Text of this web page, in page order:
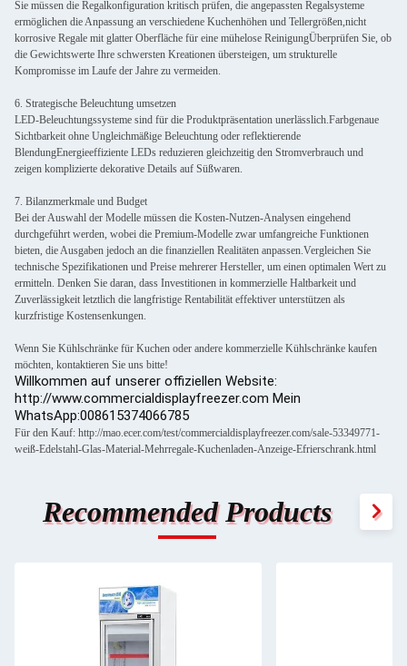
Sie müssen die Regalkonfiguration kritisch prüfen, die angepassten Regalsysteme
ermöglichen die Anpassung an verschiedene Kuchenhöhen und Tellergrößen,nicht
korrosive Regale mit glatter Oberfläche für eine mühelose ReinigungÜberprüfen Sie, ob
die Gewichtswerte Ihre schwersten Kreationen übersteigen, um strukturelle
Kompromisse im Laufe der Jahre zu vermeiden.
6. Strategische Beleuchtung umsetzen
LED-Beleuchtungssysteme sind für die Produktpräsentation unerlässlich.Farbgenaue
Sichtbarkeit ohne Ungleichmäßige Beleuchtung oder reflektierende
BlendungEnergieeffiziente LEDs reduzieren gleichzeitig den Stromverbrauch und
zeigen komplizierte dekorative Details auf Süßwaren.
7. Bilanzmerkmale und Budget
Bei der Auswahl der Modelle müssen die Kosten-Nutzen-Analysen eingehend
durchgeführt werden, wobei die Premium-Modelle zwar umfangreiche Funktionen
bieten, die Ausgaben jedoch an die finanziellen Realitäten anpassen.Vergleichen Sie
technische Spezifikationen und Preise mehrerer Hersteller, um einen optimalen Wert zu
ermitteln. Denken Sie daran, dass Investitionen in kommerzielle Haltbarkeit und
Zuverlässigkeit letztlich die langfristige Rentabilität effektiver unterstützen als
kurzfristige Kostensenkungen.
Wenn Sie Kühlschränke für Kuchen oder andere kommerzielle Kühlschränke kaufen
möchten, kontaktieren Sie uns bitte!
Willkommen auf unserer offiziellen Website:
http://www.commercialdisplayfreezer.com Mein
WhatsApp:008615374066785
Für den Kauf: http://mao.ecer.com/test/commercialdisplayfreezer.com/sale-53349771-
weiß-Edelstahl-Glas-Material-Mehrregale-Kuchenladen-Anzeige-Efrierschrank.html
Recommended Products